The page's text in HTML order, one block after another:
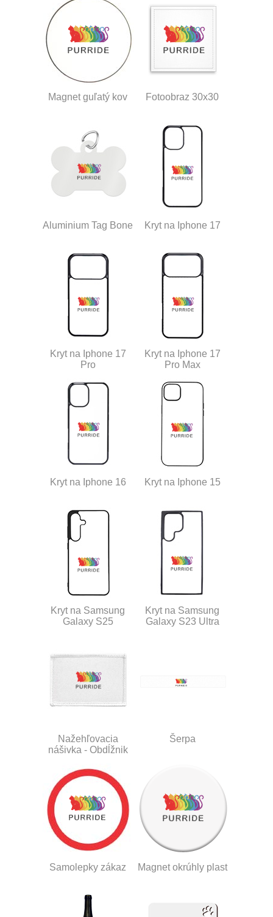
Magnet guľatý kov Fotoobraz 30x30
Aluminium Tag Bone Kryt na Iphone 17
Kryt na Iphone 17
Pro
Kryt na Iphone 17
Pro Max
Kryt na Iphone 16 Kryt na Iphone 15
Kryt na Samsung
Galaxy S25
Kryt na Samsung
Galaxy S23 Ultra
Nažehľovacia
nášivka - Obdĺžnik
Šerpa
Samolepky zákaz Magnet okrúhly plast